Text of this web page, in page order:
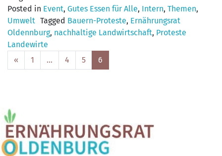
Posted in Event, Gutes Essen für Alle, Intern, Themen,
Umwelt Tagged Bauern-Proteste, Ernährungsrat
Oldennburg, nachhaltige Landwirtschaft, Proteste
Landewirte
navigation
« 1 … 4 5 6